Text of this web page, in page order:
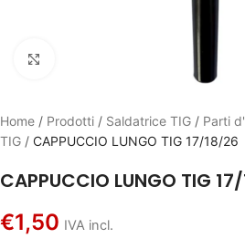
Home / Prodotti / Saldatrice TIG / Parti
TIG / CAPPUCCIO LUNGO TIG 17/18/26
CAPPUCCIO LUNGO TIG
€1,50 IVA incl.